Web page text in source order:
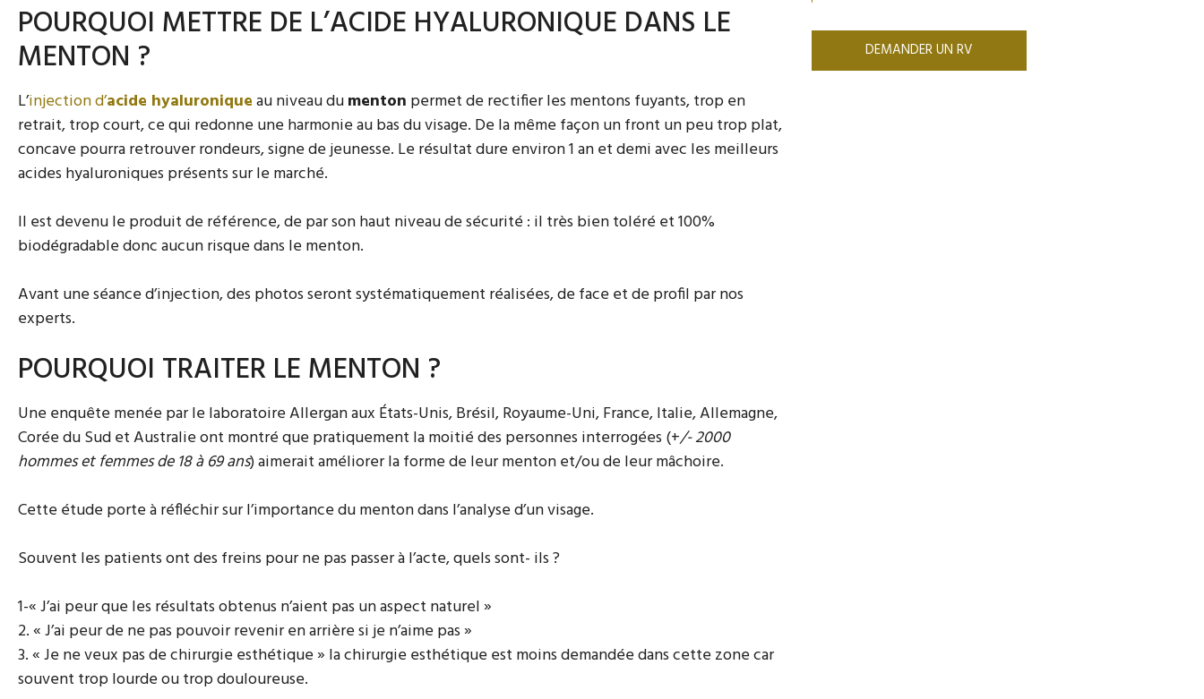
POURQUOI METTRE DE L’ACIDE HYALURONIQUE DANS LE
MENTON ?
L’injection d’acide hyaluroniqueau niveau dumenton permet de rectifier les mentons fuyants, trop en
retrait, trop court, ce qui redonne une harmonie au bas du visage. De la même façon un front un peu trop plat,
concave pourra retrouver rondeurs, signe de jeunesse. Le résultat dure environ 1 an et demi avec les meilleurs
acides hyaluroniques présents sur le marché.
Il est devenu le produit de référence, de par son haut niveau de sécurité : il très bien toléré et 100%
biodégradable donc aucun risque dans le menton.
Avant une séance d’injection, des photos seront systématiquement réalisées, de face et de profil par nos
experts.
POURQUOI TRAITER LE MENTON ?
Une enquête menée par le laboratoire Allergan aux États-Unis, Brésil, Royaume-Uni, France, Italie, Allemagne,
Corée du Sud et Australie ont montré que pratiquement la moitié des personnes interrogées (+/- 2000
hommes et femmes de 18 à 69 ans) aimerait améliorer la forme de leur menton et/ou de leur mâchoire.
Cette étude porte à réfléchir sur l’importance du menton dans l’analyse d’un visage.
Souvent les patients ont des freins pour ne pas passer à l’acte, quels sont- ils ?
1-« J’ai peur que les résultats obtenus n’aient pas un aspect naturel »
2. « J’ai peur de ne pas pouvoir revenir en arrière si je n’aime pas »
3. « Je ne veux pas de chirurgie esthétique » la chirurgie esthétique est moins demandée dans cette zone car
souvent trop lourde ou trop douloureuse.
DEMANDER UN RV